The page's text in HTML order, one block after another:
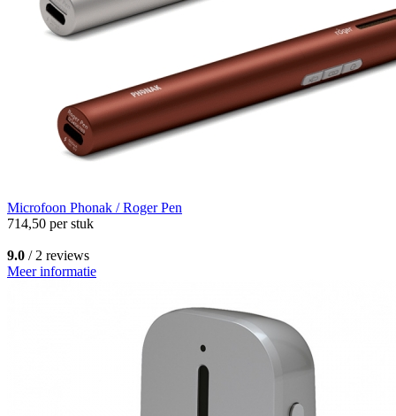
Microfoon Phonak / Roger Pen
714,50 per stuk
9.0 / 2 reviews
Meer informatie